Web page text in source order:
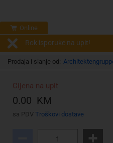
Online
Rok isporuke na upit!
Prodaja i slanje od:
Cijena na upit
0.00 KM
sa PDV Troškovi dostave